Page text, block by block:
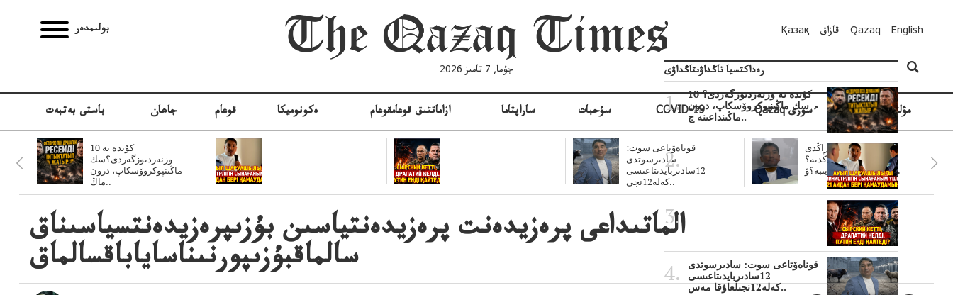
بولىمدەر
جۇما, 7 تامىز 2026
Қазақ قازاق Qazaq English
باستى بەتبەت جاھان قوعام ەكونوميكا ازاماتتىق قوعامقوعام ساراپتاما سۇحبات COVID-19 Qazaq ءسوزى مۋلتيمەديا
10 كۇندە نە
وزنەردىوزگەردى؟سك
ماڭىنپوكروۆسكاپ، درون
ماڭ..
قوناەۆتاعى سوت:
سادىرسوتدى
12سادىربايدىتاعىسى
كەلە12نجى..
سۋبسيديالار زاڭدى
تولەنزاڭدىە؟
سوتتولەنگەناپتار ايىبە؟ۋ..
الماتىداعى پرەزيدەنت پرەزيدەنتياسىن بۇزىپرەزيدەنتسياسىناق
سالماقبۇزىپورنىناساياباقسالماق
رەداكتسيا تاڭداۋىتاڭداۋى
10 كۇندە نە وزنەردىوزگەردى؟
سك ماڭىنپوكروۆسكاپ، درون
ماڭىنداعىنە ج..
قوناەۆتاعى سوت: سادىرسوتدى
12سادىربايدىتاعىسى
كەلە12نجىلعاۇقا مەس..